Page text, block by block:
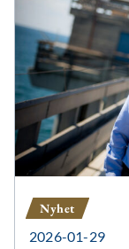
Nyhet
2026-01-29